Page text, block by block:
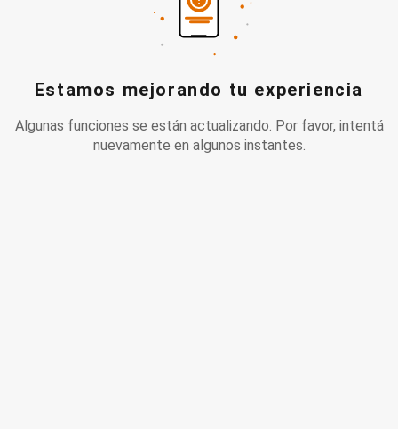
Estamos mejorando tu experiencia
Algunas funciones se están actualizando. Por favor, intentá
nuevamente en algunos instantes.